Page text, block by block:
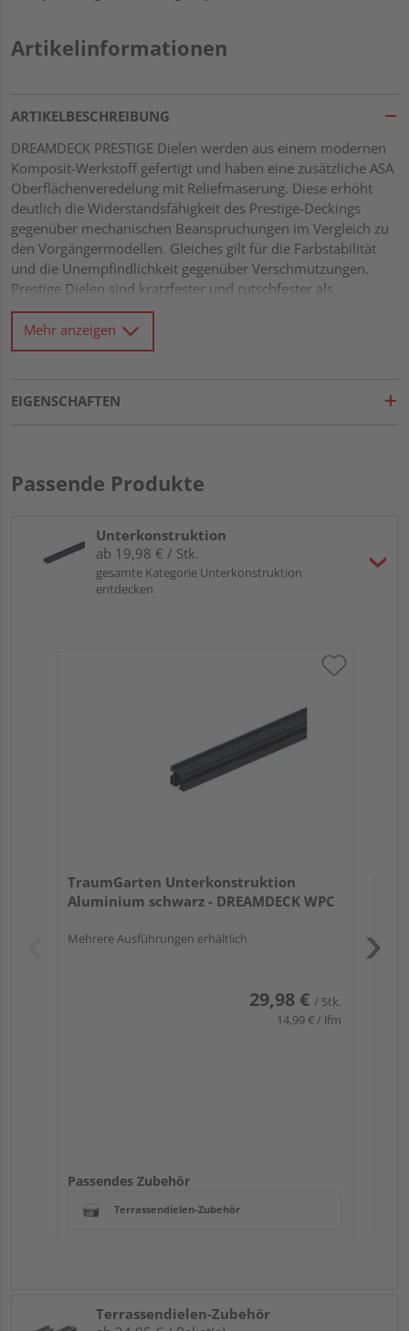
Artikelinformationen
ARTIKELBESCHREIBUNG
DREAMDECK PRESTIGE Dielen werden aus einem modernen
Komposit-Werkstoff gefertigt und haben eine zusätzliche ASA
Oberflächenveredelung mit Reliefmaserung. Diese erhöht
deutlich die Widerstandsfähigkeit des Prestige-Deckings
gegenüber mechanischen Beanspruchungen im Vergleich zu
den Vorgängermodellen. Gleiches gilt für die Farbstabilität
und die Unempfindlichkeit gegenüber Verschmutzungen.
Prestige Dielen sind kratzfester und rutschfester als
vergleichbare Materialien. Bitte beachten Sie: Bei Komposit-
Werkstoffen sind Farbunterschiede völlig typisch und können
produktions- und chargenbedingt schwanken.
Mehr anzeigen
EIGENSCHAFTEN
Passende Produkte
Unterkonstruktion
ab 19,98 € / Stk.
gesamte Kategorie Unterkonstruktion
entdecken
TraumGarten Unterkonstruktion
Aluminium schwarz - DREAMDECK WPC
Mehrere Ausführungen erhältlich
29,98 € / Stk.
14,99 € / lfm
Passendes Zubehör
Terrassendielen-Zubehör
Terrassendielen-Zubehör